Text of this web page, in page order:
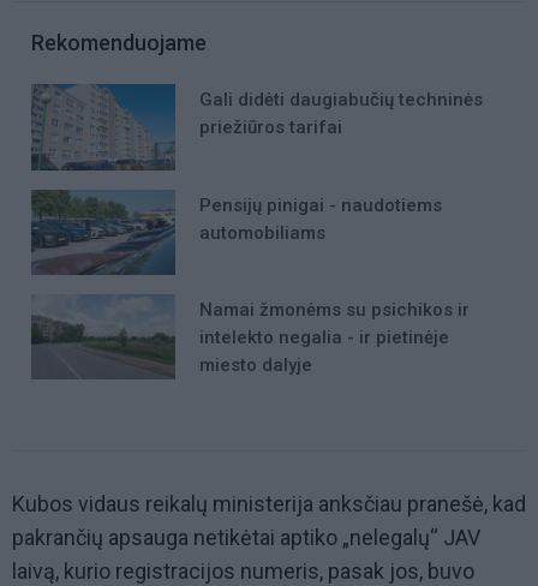
Rekomenduojame
Gali didėti daugiabučių techninės
priežiūros tarifai
Pensijų pinigai - naudotiems
automobiliams
Namai žmonėms su psichikos ir
intelekto negalia - ir pietinėje
miesto dalyje
Kubos vidaus reikalų ministerija anksčiau pranešė, kad
pakrančių apsauga netikėtai aptiko „nelegalų“ JAV
laivą, kurio registracijos numeris, pasak jos, buvo